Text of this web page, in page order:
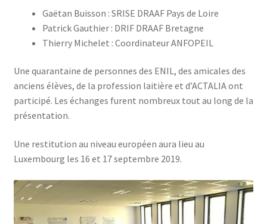
Gaëtan Buisson : SRISE DRAAF Pays de Loire
Patrick Gauthier : DRIF DRAAF Bretagne
Thierry Michelet : Coordinateur ANFOPEIL
Une quarantaine de personnes des ENIL, des amicales des
anciens élèves, de la profession laitière et d’ACTALIA ont
participé. Les échanges furent nombreux tout au long de la
présentation.
Une restitution au niveau européen aura lieu au
Luxembourg les 16 et 17 septembre 2019.